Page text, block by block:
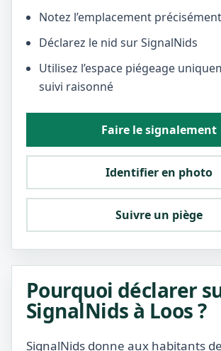
Notez l’emplacement précisément
Déclarez le nid sur SignalNids
Utilisez l’espace piégeage
suivi raisonné
Faire le signalement
Identifier en photo
Suivre un piège
Pourquoi déclarer
SignalNids à Loos ?
SignalNids donne aux habitants